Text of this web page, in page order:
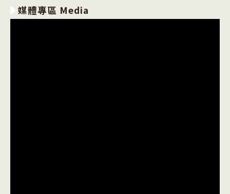
媒體專區 Media